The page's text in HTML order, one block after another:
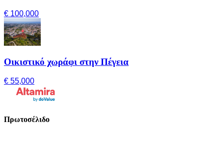
€ 100,000
Οικιστικό χωράφι στην Πέγεια
€ 55,000
Πρωτοσέλιδο